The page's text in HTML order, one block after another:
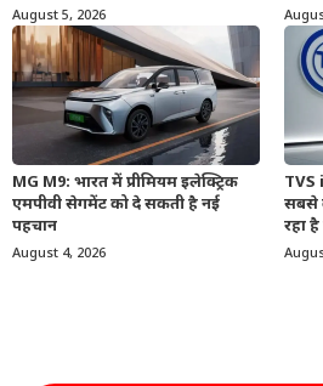
August 5, 2026
MG M9: भारत में प्रीमियम इलेक्ट्रिक
एमपीवी सेगमेंट को दे सकती है नई
पहचान
August 4, 2026
TVS
सबसे
रहा